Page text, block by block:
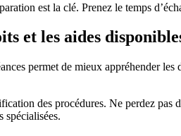
est la clé. Prenez le temps
et les aides
permet de mieux appréhender
des procédures. Ne perdez
spécialisées.